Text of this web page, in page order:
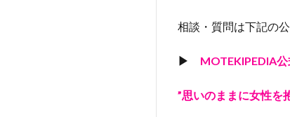
相談・質問は下記の公
▶ MOTEKIPEDIA
”思いのままに女性を